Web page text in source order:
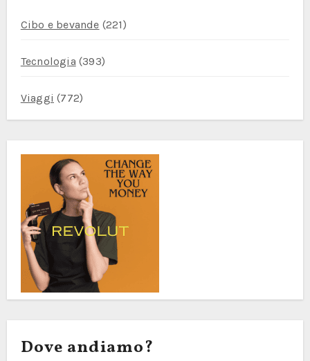
Cibo e bevande (221)
Tecnologia (393)
Viaggi (772)
Dove andiamo?